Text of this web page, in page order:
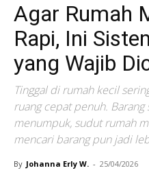
Agar Rumah
Rapi, Ini
yang Wajib
Tinggal di rumah kecil
ruang cepat penuh. Barang
menumpuk, sudut rumah
mencari barang pun jadi
By Johanna Erly W. - 25/04/2026